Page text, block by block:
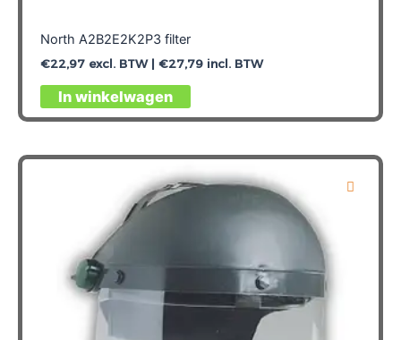
North A2B2E2K2P3 filter
€22,97excl. BTW | €27,79incl. BTW
In winkelwagen